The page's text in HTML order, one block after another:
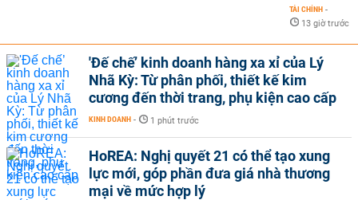
TÀI CHÍNH -
13 giờ trước
'Đế chế’ kinh doanh hàng xa xỉ của Lý
Nhã Kỳ: Từ phân phối, thiết kế kim
cương đến thời trang, phụ kiện cao cấp
KINH DOANH - 1 phút trước
HoREA: Nghị quyết 21 có thể tạo xung
lực mới, góp phần đưa giá nhà thương
mại về mức hợp lý